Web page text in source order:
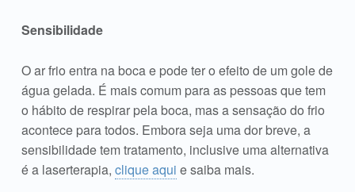
Sensibilidade
O ar frio entra na boca e pode ter o efeito de um gole de
água gelada. É mais comum para as pessoas que tem
o hábito de respirar pela boca, mas a sensação do frio
acontece para todos. Embora seja uma dor breve, a
sensibilidade tem tratamento, inclusive uma alternativa
é a laserterapia, clique aqui e saiba mais.